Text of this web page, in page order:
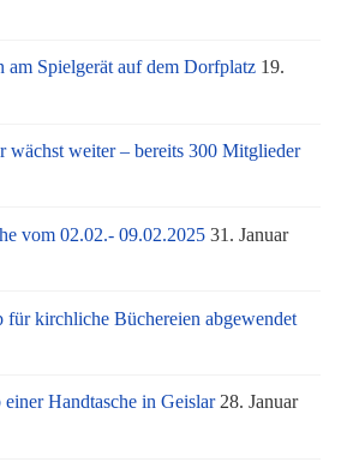
am Spielgerät auf dem Dorfplatz 19.
wächst weiter – bereits 300 Mitglieder
vom 02.02.- 09.02.2025 31. Januar
für kirchliche Büchereien abgewendet
Handtasche in Geislar 28. Januar